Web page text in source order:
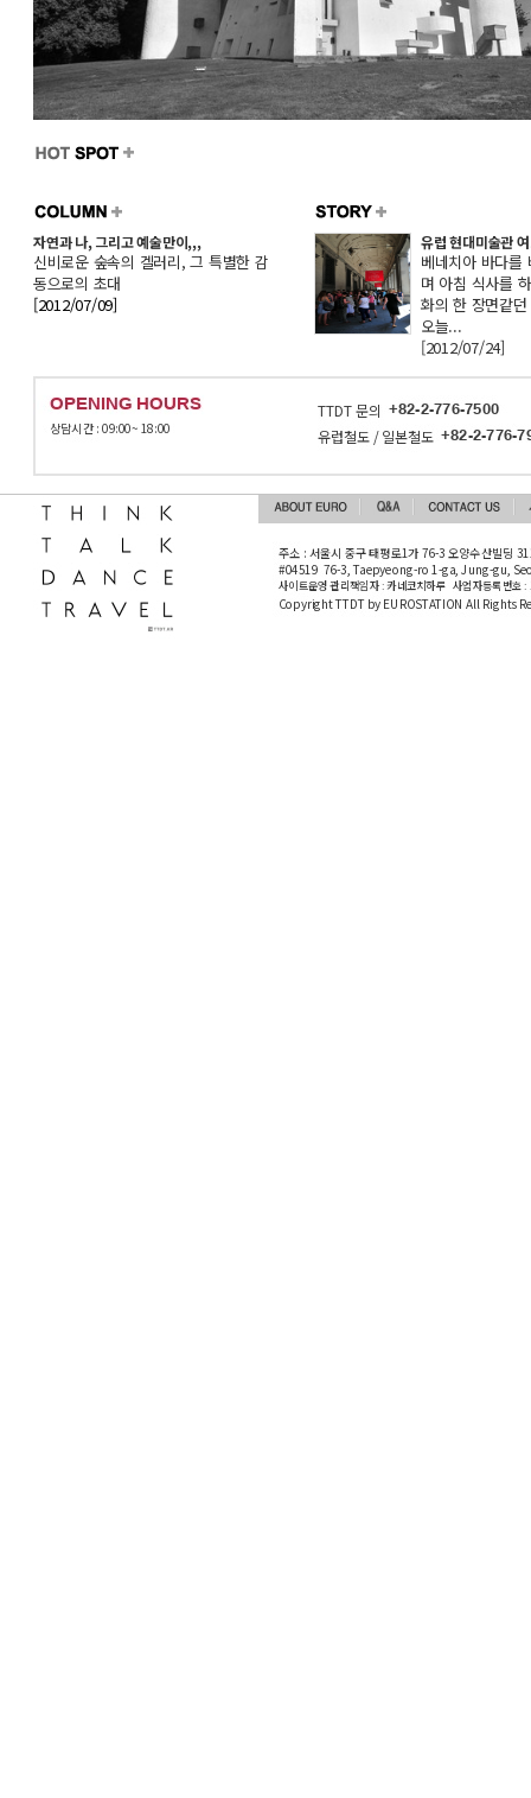
자연과 나, 그리고 예술만이,,,
신비로운 숲속의 겔러리, 그 특별한 감
동으로의 초대
[2012/07/09]
유럽 현대미술관
베네치아 바다를
며 아침 식사를
화의 한 장면같
오늘...
[2012/07/24]